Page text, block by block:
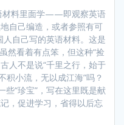
材料里面学——即观察英语
自己编造，或者参照有可
人自己写的英语材料。这是
然看着有点笨，但这种“捡
人不是说“千里之行，始于
积小流，无以成江海”吗？
“珍宝”，写在这里既是献
，促进学习，省得以后忘